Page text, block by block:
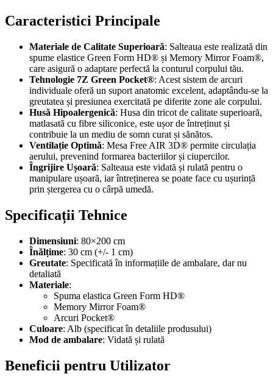
Caracteristici Principale
Materiale de Calitate Superioară: Salteaua este realizată din
spume elastice Green Form HD® și Memory Mirror Foam®,
care asigură o adaptare perfectă la conturul corpului tău.
Tehnologie 7Z Green Pocket®: Acest sistem de arcuri
individuale oferă un suport anatomic excelent, adaptându-se la
greutatea și presiunea exercitată pe diferite zone ale corpului.
Husă Hipoalergenică: Husa din tricot de calitate superioară,
matlasată cu fibre siliconice, este ușor de întreținut și
contribuie la un mediu de somn curat și sănătos.
Ventilație Optimă: Mesa Free AIR 3D® permite circulația
aerului, prevenind formarea bacteriilor și ciupercilor.
Îngrijire Ușoară: Salteaua este vidată și rulată pentru o
manipulare ușoară, iar întreținerea se poate face cu ușurință
prin ștergerea cu o cârpă umedă.
Specificații Tehnice
Dimensiuni: 80×200 cm
Înălțime: 30 cm (+/- 1 cm)
Greutate: Specificată în informațiile de ambalare, dar nu
detaliată
Materiale:
Spuma elastica Green Form HD®
Memory Mirror Foam®
Arcuri Pocket®
Culoare: Alb (specificat în detaliile produsului)
Mod de ambalare: Vidată și rulată
Beneficii pentru Utilizator